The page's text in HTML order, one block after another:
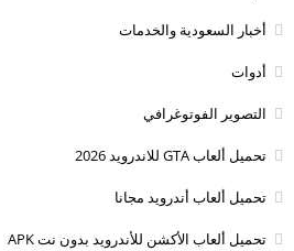
أخبار السعودية والخدمات
أدوات
التصوير الفوتوغرافي
تحميل ألعاب GTA للاندرويد 2026
تحميل ألعاب أندرويد مجانا
تحميل ألعاب الأكشن للأندرويد بدون نت APK